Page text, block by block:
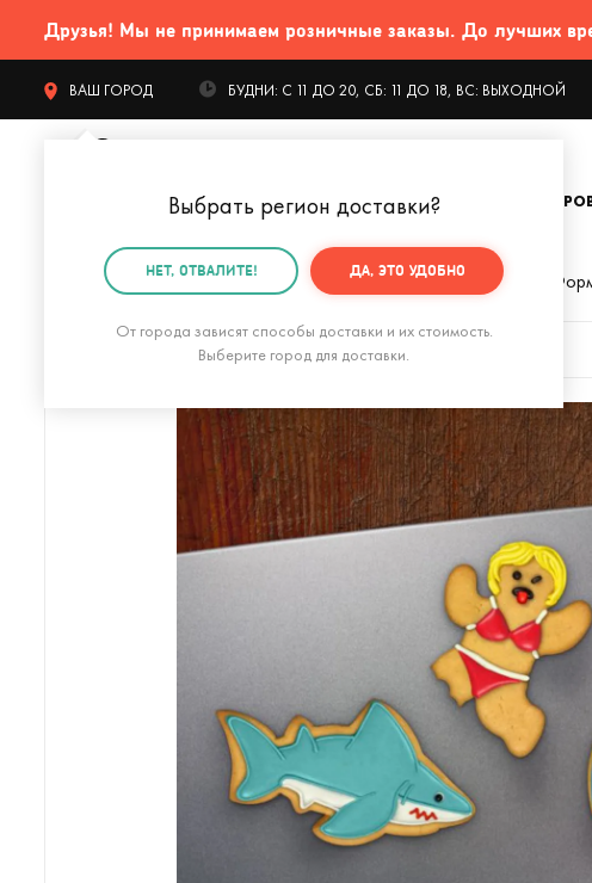
Друзья! Мы не принимаем розничные заказы. До лучших
ВАШ ГОРОД
Выбрать регион доставки?
НЕТ, ОТВАЛИТЕ! ДА, ЭТО УДОБНО
От города зависят способы доставки и их стоимость.
Выберите город для доставки.
БУДНИ: С 11 ДО 20, СБ: 11 ДО 18, ВС: ВЫХОДНОЙ
КАТАЛОГ
Главная Дом и офис Кухня Формы для выпечки